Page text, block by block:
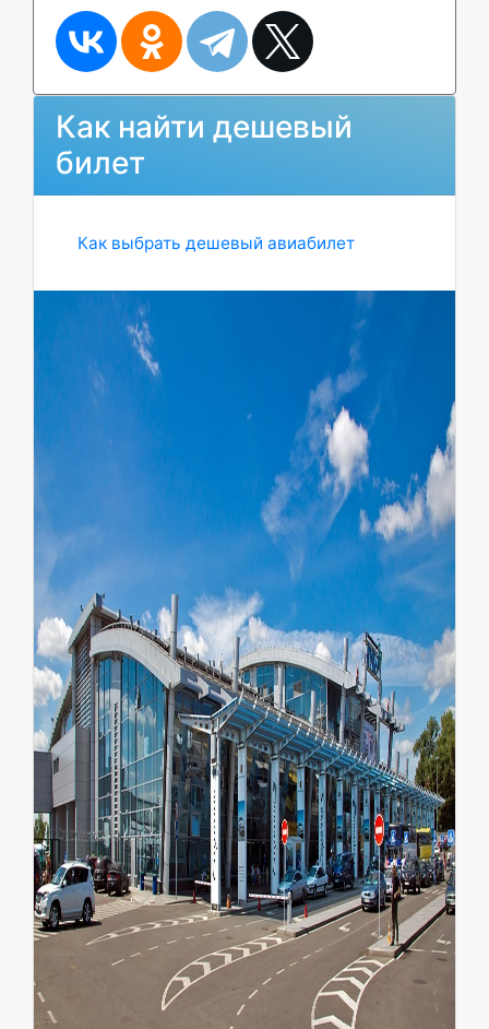
Как найти дешевый
билет
Как выбрать дешевый авиабилет